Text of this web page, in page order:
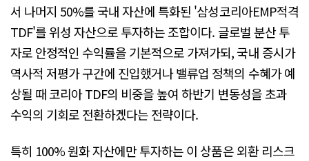
서 나머지 50%를 국내 자산에 특화된 '삼성코리아EMP적격
TDF'를 위성 자산으로 투자하는 조합이다. 글로벌 분산 투
자로 안정적인 수익률을 기본적으로 가져가되, 국내 증시가
역사적 저평가 구간에 진입했거나 밸류업 정책의 수혜가 예
상될 때 코리아 TDF의 비중을 높여 하반기 변동성을 초과
수익의 기회로 전환하겠다는 전략이다.
특히 100% 원화 자산에만 투자하는 이 상품은 외환 리스크